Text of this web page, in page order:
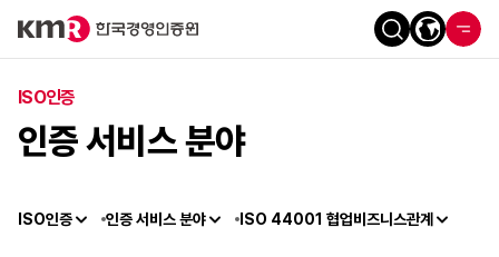
ISO인증
인증 서비스 분야
ISO인증 인증 서비스 분야 ISO 44001 협업비즈니스관계